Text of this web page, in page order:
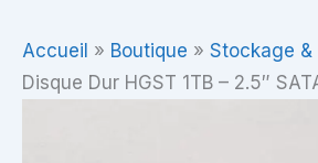
Accueil » Boutique » Stockage &
Disque Dur HGST 1TB – 2.5″